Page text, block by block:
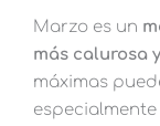
Marzo es un
más calurosa
máximas